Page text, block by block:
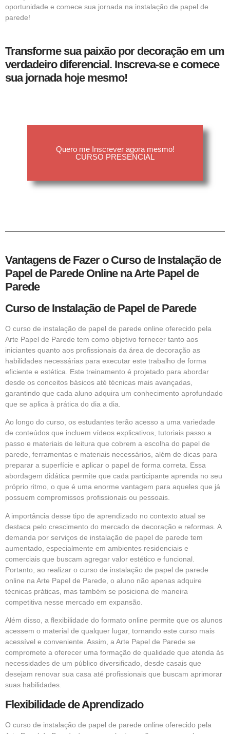
oportunidade e comece sua jornada na instalação de papel de
parede!
Transforme sua paixão por decoração em um
verdadeiro diferencial. Inscreva-se e comece
sua jornada hoje mesmo!
Quero me Inscrever agora mesmo!
CURSO PRESENCIAL
Vantagens de Fazer o Curso de Instalação de
Papel de Parede Online na Arte Papel de
Parede
Curso de Instalação de Papel de Parede
O curso de instalação de papel de parede online oferecido pela
Arte Papel de Parede tem como objetivo fornecer tanto aos
iniciantes quanto aos profissionais da área de decoração as
habilidades necessárias para executar este trabalho de forma
eficiente e estética. Este treinamento é projetado para abordar
desde os conceitos básicos até técnicas mais avançadas,
garantindo que cada aluno adquira um conhecimento aprofundado
que se aplica à prática do dia a dia.
Ao longo do curso, os estudantes terão acesso a uma variedade
de conteúdos que incluem vídeos explicativos, tutoriais passo a
passo e materiais de leitura que cobrem a escolha do papel de
parede, ferramentas e materiais necessários, além de dicas para
preparar a superfície e aplicar o papel de forma correta. Essa
abordagem didática permite que cada participante aprenda no seu
próprio ritmo, o que é uma enorme vantagem para aqueles que já
possuem compromissos profissionais ou pessoais.
A importância desse tipo de aprendizado no contexto atual se
destaca pelo crescimento do mercado de decoração e reformas. A
demanda por serviços de instalação de papel de parede tem
aumentado, especialmente em ambientes residenciais e
comerciais que buscam agregar valor estético e funcional.
Portanto, ao realizar o curso de instalação de papel de parede
online na Arte Papel de Parede, o aluno não apenas adquire
técnicas práticas, mas também se posiciona de maneira
competitiva nesse mercado em expansão.
Além disso, a flexibilidade do formato online permite que os alunos
acessem o material de qualquer lugar, tornando este curso mais
acessível e conveniente. Assim, a Arte Papel de Parede se
compromete a oferecer uma formação de qualidade que atenda às
necessidades de um público diversificado, desde casais que
desejam renovar sua casa até profissionais que buscam aprimorar
suas habilidades.
Flexibilidade de Aprendizado
O curso de instalação de papel de parede online oferecido pela